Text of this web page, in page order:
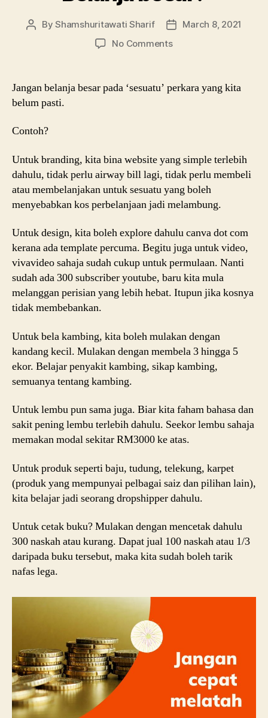
PostByShamshuritawati Sharif
PostMarch 8, 2021
No Commentson
Jangan belanja besar pada ‘sesuatu’ perkara yang kita
belum pasti.
Contoh?
Untuk branding, kita bina website yang simple terlebih
dahulu, tidak perlu airway bill lagi, tidak perlu membeli
atau membelanjakan untuk sesuatu yang boleh
menyebabkan kos perbelanjaan jadi melambung.
Untuk design, kita boleh explore dahulu canva dot com
kerana ada template percuma. Begitu juga untuk video,
vivavideo sahaja sudah cukup untuk permulaan. Nanti
sudah ada 300 subscriber youtube, baru kita mula
melanggan perisian yang lebih hebat. Itupun jika kosnya
tidak membebankan.
Untuk bela kambing, kita boleh mulakan dengan
kandang kecil. Mulakan dengan membela 3 hingga 5
ekor. Belajar penyakit kambing, sikap kambing,
semuanya tentang kambing.
Untuk lembu pun sama juga. Biar kita faham bahasa dan
sakit pening lembu terlebih dahulu. Seekor lembu sahaja
memakan modal sekitar RM3000 ke atas.
Untuk produk seperti baju, tudung, telekung, karpet
(produk yang mempunyai pelbagai saiz dan pilihan lain),
kita belajar jadi seorang dropshipper dahulu.
Untuk cetak buku? Mulakan dengan mencetak dahulu
300 naskah atau kurang. Dapat jual 100 naskah atau 1/3
daripada buku tersebut, maka kita sudah boleh tarik
nafas lega.